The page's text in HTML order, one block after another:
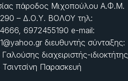
πάροδος Μιχοπούλου Α.Φ.Μ.
– Δ.Ο.Υ. ΒΟΛΟΥ τηλ:
6972455190 e-mail:
διευθυντής σύνταξης:
διαχειριστής-ιδιοκτήτης
Παρασκευή